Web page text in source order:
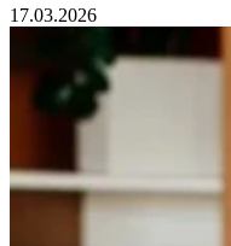
17.03.2026